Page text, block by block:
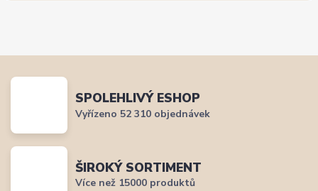
SPOLEHLIVÝ ESHOP
Vyřízeno 52 310 objednávek
ŠIROKÝ SORTIMENT
Více než 15000 produktů